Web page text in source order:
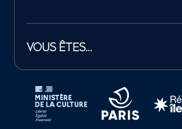
VOUS ÊTES…
Tutelles et mécènes de la Philharmonie de Paris